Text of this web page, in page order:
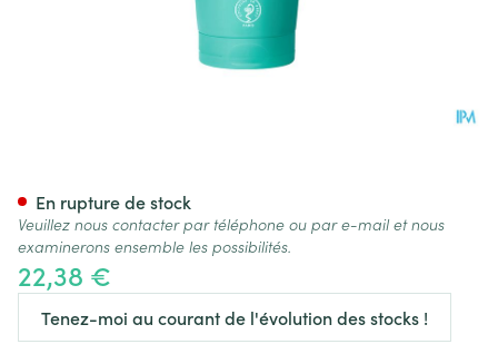
22,38 €
Tenez-moi au courant de l'évolution des stocks !
En rupture de stock
Veuillez nous contacter par téléphone ou par e-mail et nous
examinerons ensemble les possibilités.